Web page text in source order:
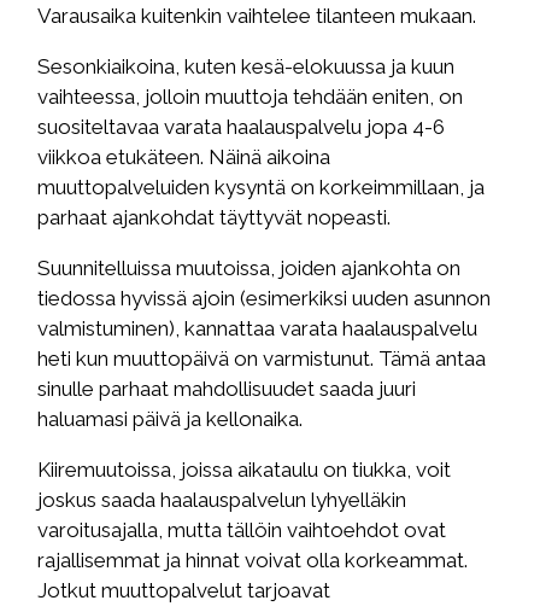
Varausaika kuitenkin vaihtelee tilanteen mukaan.
Sesonkiaikoina, kuten kesä-elokuussa ja kuun
vaihteessa, jolloin muuttoja tehdään eniten, on
suositeltavaa varata haalauspalvelu jopa 4-6
viikkoa etukäteen. Näinä aikoina
muuttopalveluiden kysyntä on korkeimmillaan, ja
parhaat ajankohdat täyttyvät nopeasti.
Suunnitelluissa muutoissa, joiden ajankohta on
tiedossa hyvissä ajoin (esimerkiksi uuden asunnon
valmistuminen), kannattaa varata haalauspalvelu
heti kun muuttopäivä on varmistunut. Tämä antaa
sinulle parhaat mahdollisuudet saada juuri
haluamasi päivä ja kellonaika.
Kiiremuutoissa, joissa aikataulu on tiukka, voit
joskus saada haalauspalvelun lyhyelläkin
varoitusajalla, mutta tällöin vaihtoehdot ovat
rajallisemmat ja hinnat voivat olla korkeammat.
Jotkut muuttopalvelut tarjoavat